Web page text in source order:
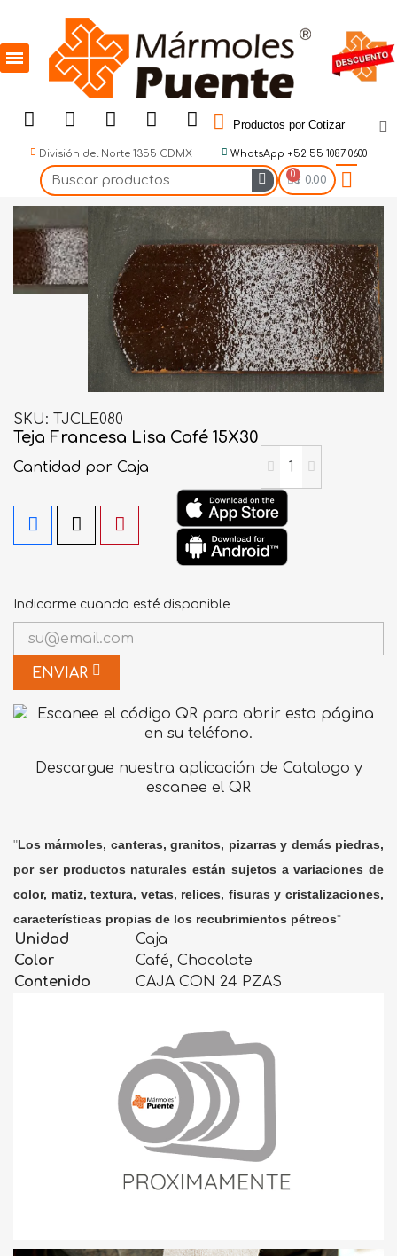
Productos por Cotizar
División del Norte 1355 CDMX WhatsApp +52 55 1087 0600
$ 0.00
SKU TJCLE080
Teja Francesa Lisa Café 15X30
Cantidad por Caja
Indicarme cuando esté disponible
ENVIAR
Descargue nuestra aplicación de Catalogo y
escanee el QR
"Los mármoles, canteras, granitos, pizarras y demás piedras,
por ser productos naturales están sujetos a variaciones de
color, matiz, textura, vetas, relices, fisuras y cristalizaciones,
características propias de los recubrimientos pétreos"
Unidad
Caja
Color
Café, Chocolate
Contenido
CAJA CON 24 PZAS